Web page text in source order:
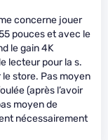
concerne jouer
pouces et avec le
le gain 4K
lecteur pour la s.
le store. Pas moyen
(après l’avoir
moyen de
nécessairement